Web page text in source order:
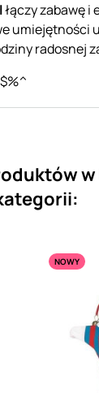
łączy zabawę i
umiejętności
radosnej
NOWY